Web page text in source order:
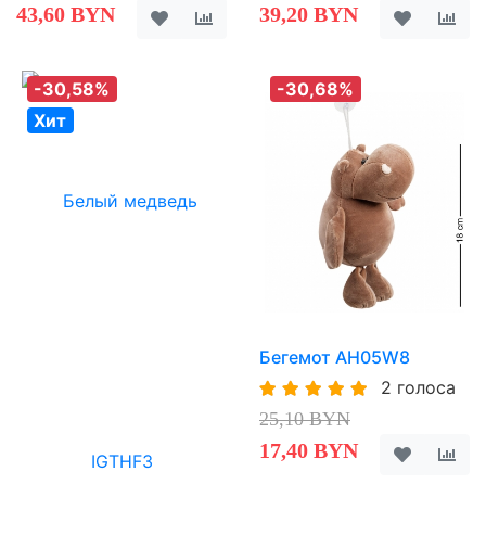
43,60 BYN 39,20 BYN
-30,58%
Хит
-30,68%
Бегемот AH05W8
2 голоса
25,10 BYN
17,40 BYN